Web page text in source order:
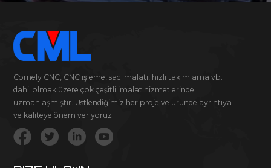
Comely CNC, CNC işleme, sac imalatı, hızlı takımlama vb.
dahil olmak üzere çok çeşitli imalat hizmetlerinde
uzmanlaşmıştır. Üstlendiğimiz her proje ve üründe ayrıntıya
ve kaliteye önem veriyoruz.